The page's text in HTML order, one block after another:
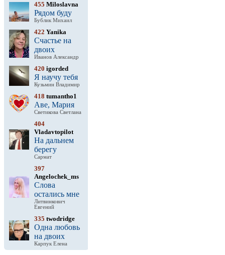
455 Miloslavna
Рядом буду
Бублик Михаил
422 Yanika
Счастье на
двоих
Иванов Александр
420 igorded
Я научу тебя
Кузьмин Владимир
418 tumantho1
Аве, Мария
Светикова Светлана
404
Vladavtopilot
На дальнем
берегу
Сармат
397
Angelochek_ms
Слова
остались мне
Литвинкович
Евгений
335 twodridge
Одна любовь
на двоих
Карпук Елена